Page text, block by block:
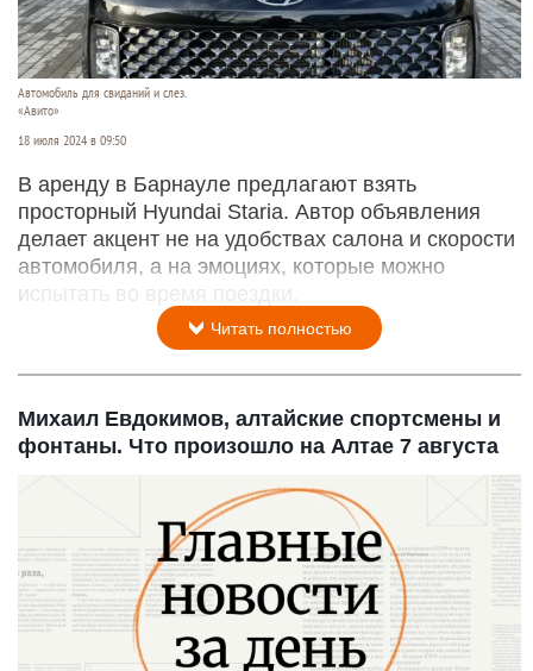
Автомобиль для свиданий и слез.
«Авито»
18 июля 2024 в 09:50
В аренду в Барнауле предлагают взять
просторный Нyundаi Stаriа. Автор объявления
делает акцент не на удобствах салона и скорости
автомобиля, а на эмоциях, которые можно
испытать во время поездки.
Читать полностью
Михаил Евдокимов, алтайские спортсмены и
фонтаны. Что произошло на Алтае 7 августа